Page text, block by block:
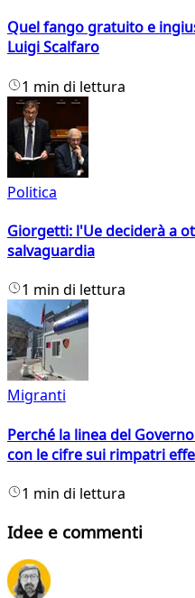
Quel fango gratuito e
Luigi Scalfaro
1 min di lettura
Politica
Giorgetti: l'Ue deciderà a
salvaguardia
1 min di lettura
Migranti
Perché la linea del
con le cifre sui rimpatri
1 min di lettura
Idee e commenti